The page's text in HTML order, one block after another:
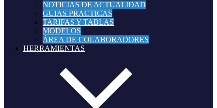
NOTICIAS DE ACTUALIDAD
GUIAS PRACTICAS
TARIFAS Y TABLAS
MODELOS
ÁREA DE COLABORADORES
HERRAMIENTAS